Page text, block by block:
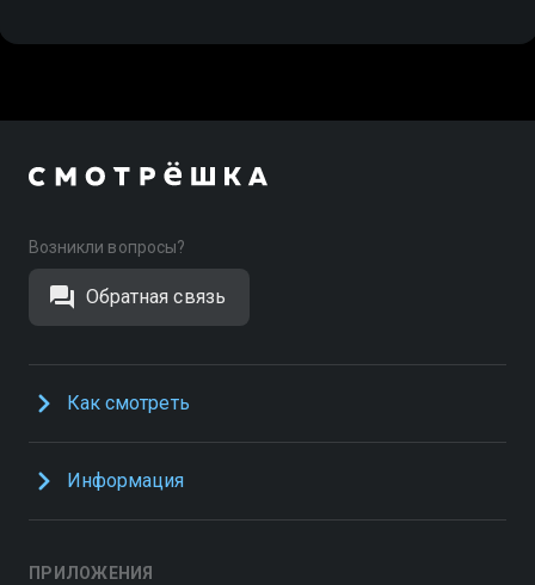
Возникли вопросы?
Обратная связь
Как смотреть
Информация
ПРИЛОЖЕНИЯ